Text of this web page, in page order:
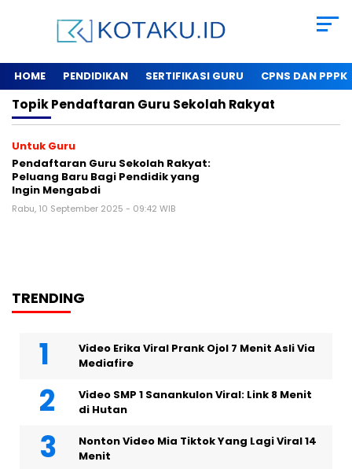
HOME PENDIDIKAN SERTIFIKASI GURU CPNS DAN PPPK
TopikPendaftaran Guru Sekolah Rakyat
Untuk Guru
Pendaftaran Guru Sekolah Rakyat:
Peluang Baru Bagi Pendidik yang
Ingin Mengabdi
Rabu, 10 September 2025 - 09:42 WIB
TRENDING
Video Erika Viral Prank Ojol 7 Menit Asli Via
Mediafire
Video SMP 1 Sanankulon Viral: Link 8 Menit
di Hutan
Nonton Video Mia Tiktok Yang Lagi Viral 14
Menit